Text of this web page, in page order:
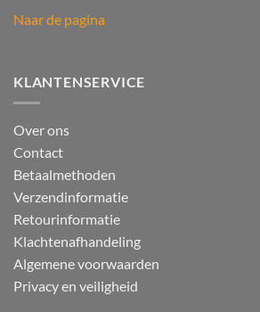
Naar de pagina
KLANTENSERVICE
Over ons
Contact
Betaalmethoden
Verzendinformatie
Retourinformatie
Klachtenafhandeling
Algemene voorwaarden
Privacy en veiligheid